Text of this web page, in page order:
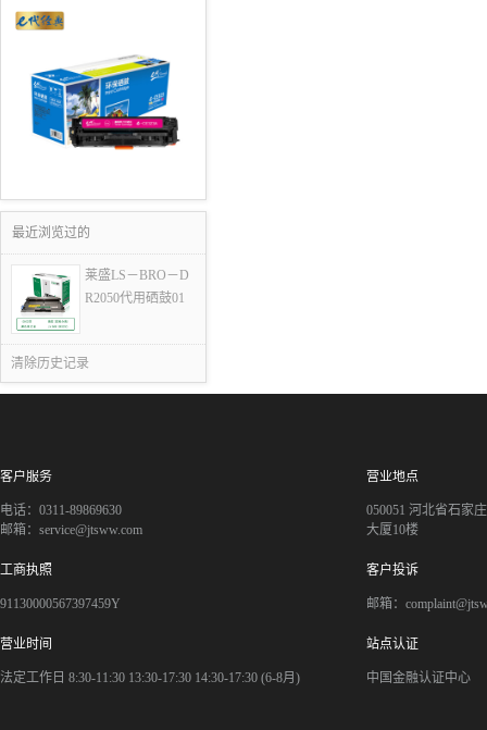
最近浏览过的
莱盛LS－BRO－D
R2050代用硒鼓01
清除历史记录
客户服务
电话：0311-89869630
邮箱：service@jtsww.com
营业地点
050051 河北省石家
大厦10楼
工商执照
91130000567397459Y
客户投诉
邮箱：
营业时间
法定工作日 8:30-11:30 13:30-17:30 14:30-17:30 (6-8月)
站点认证
中国金融认证中心